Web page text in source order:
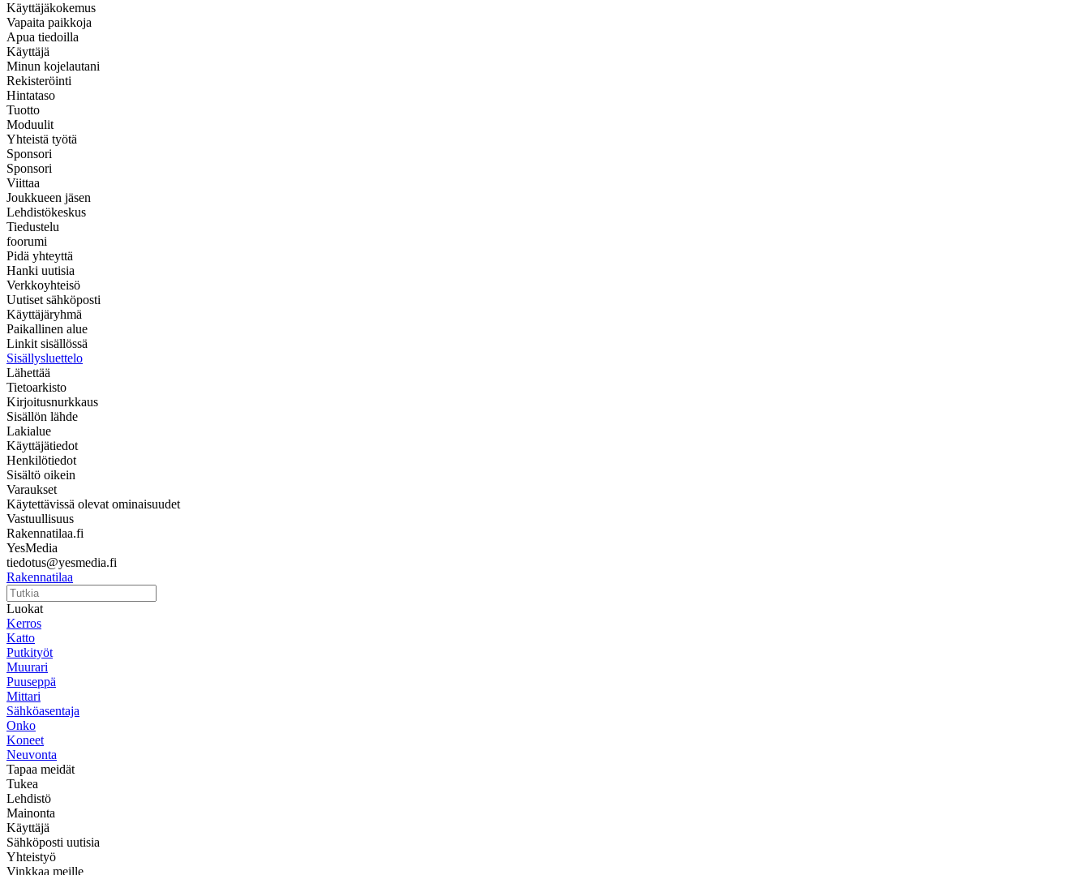
Käyttäjäkokemus
Vapaita paikkoja
Apua tiedoilla
Käyttäjä
Minun kojelautani
Rekisteröinti
Hintataso
Tuotto
Moduulit
Yhteistä työtä
Sponsori
Sponsori
Viittaa
Joukkueen jäsen
Lehdistökeskus
Tiedustelu
foorumi
Pidä yhteyttä
Hanki uutisia
Verkkoyhteisö
Uutiset sähköposti
Käyttäjäryhmä
Paikallinen alue
Linkit sisällössä
Sisällysluettelo
Lähettää
Tietoarkisto
Kirjoitusnurkkaus
Sisällön lähde
Lakialue
Käyttäjätiedot
Henkilötiedot
Sisältö oikein
Varaukset
Käytettävissä olevat ominaisuudet
Vastuullisuus
Rakennatilaa.fi
YesMedia
tiedotus@yesmedia.fi
Rakennatilaa
Luokat
Kerros
Katto
Putkityöt
Muurari
Puuseppä
Mittari
Sähköasentaja
Onko
Koneet
Neuvonta
Tapaa meidät
Tukea
Lehdistö
Mainonta
Käyttäjä
Sähköposti uutisia
Yhteistyö
Vinkkaa meille